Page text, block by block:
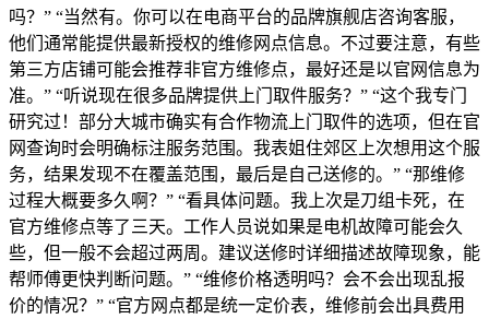
吗？” “当然有。你可以在电商平台的品牌旗舰店咨询客服，
他们通常能提供最新授权的维修网点信息。不过要注意，有些
第三方店铺可能会推荐非官方维修点，最好还是以官网信息为
准。” “听说现在很多品牌提供上门取件服务？” “这个我专门
研究过！部分大城市确实有合作物流上门取件的选项，但在官
网查询时会明确标注服务范围。我表姐住郊区上次想用这个服
务，结果发现不在覆盖范围，最后是自己送修的。” “那维修
过程大概要多久啊？” “看具体问题。我上次是刀组卡死，在
官方维修点等了三天。工作人员说如果是电机故障可能会久
些，但一般不会超过两周。建议送修时详细描述故障现象，能
帮师傅更快判断问题。” “维修价格透明吗？会不会出现乱报
价的情况？” “官方网点都是统一定价表，维修前会出具费用